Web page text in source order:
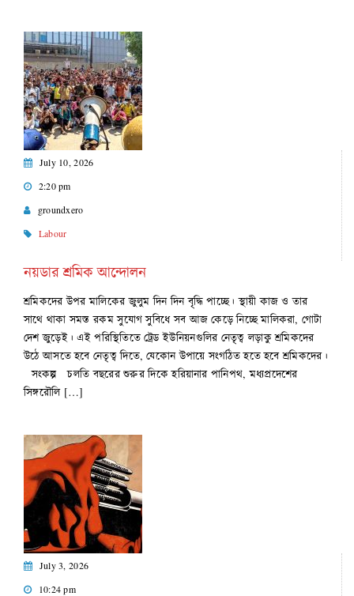
July 10, 2026
2:20 pm
groundxero
Labour
নয়ডার শ্রমিক আন্দোলন
শ্রমিকদের উপর মালিকের জুলুম দিন দিন বৃদ্ধি পাচ্ছে। স্থায়ী কাজ ও তার
সাথে থাকা সমস্ত রকম সুযোগ সুবিধে সব আজ কেড়ে নিচ্ছে মালিকরা, গোটা
দেশ জুড়েই। এই পরিস্থিতিতে ট্রেড ইউনিয়নগুলির নেতৃত্ব লড়াকু শ্রমিকদের
উঠে আসতে হবে নেতৃত্ব দিতে, যেকোন উপায়ে সংগঠিত হতে হবে শ্রমিকদের।
সংকল্প চলতি বছরের শুরুর দিকে হরিয়ানার পানিপথ, মধ্যপ্রদেশের
সিঙ্গরৌলি […]
July 3, 2026
10:24 pm